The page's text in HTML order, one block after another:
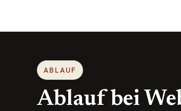
ABLAUF
Ablauf bei